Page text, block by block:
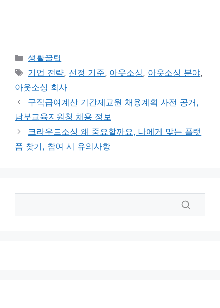
카
테
리
생활꿀팁
태
그
기업 전략, 선정 기준, 아웃소싱, 아웃소싱 분야,
아웃소싱 회사
구직급여계산 기간제교원 채용계획 사전 공개,
남부교육지원청 채용 정보
크라우드소싱 왜 중요할까요, 나에게 맞는 플랫
폼 찾기, 참여 시 유의사항